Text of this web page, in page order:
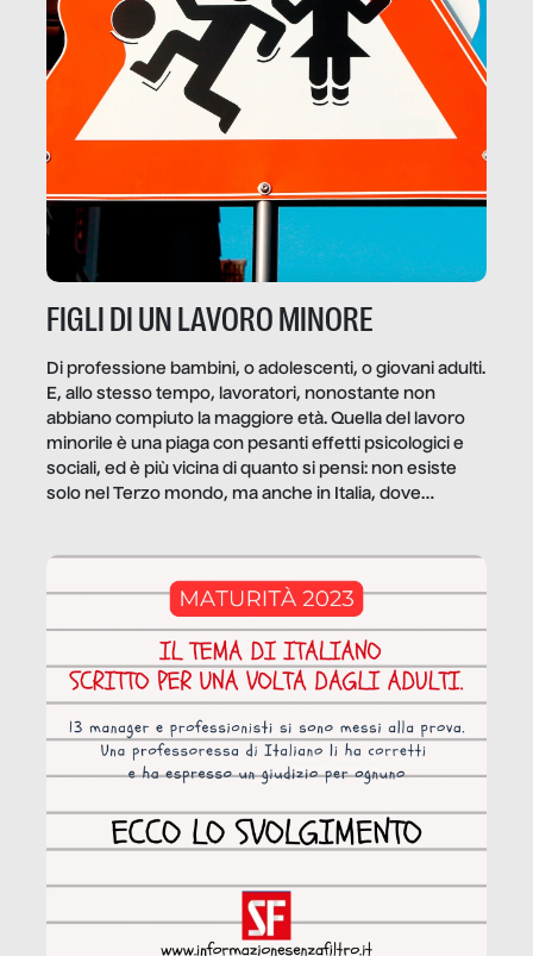
FIGLI DI UN LAVORO MINORE
Di professione bambini, o adolescenti, o giovani adulti.
E, allo stesso tempo, lavoratori, nonostante non
abbiano compiuto la maggiore età. Quella del lavoro
minorile è una piaga con pesanti effetti psicologici e
sociali, ed è più vicina di quanto si pensi: non esiste
solo nel Terzo mondo, ma anche in Italia, dove